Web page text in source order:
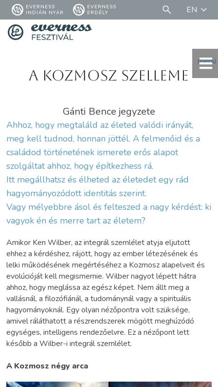
EVERNESS
INDIÁN NYÁR
EVERNESS
ERDÉLY
EN
menü
A Kozmosz Szelleme
Gánti Bence jegyzete
Ahhoz, hogy megtaláld az életed valódi irányát,
meg kell tudnod, honnan jöttél. A felmenőid és a
családod történetének ismerete erős alapot
szolgáltat ahhoz, hogy építkezhess rá.
Itt megállhatsz és élheted az életedet egy rád
hagyományozódott identitás szerint.
Vagy mélyebbre ásol és felteszed a nagy kérdést: ki
vagyok én és merre tart az életem?
Amikor Ken Wilber, az integrál szemlélet atyja eljutott
ehhez a kérdéshez, rájött, hogy az ember létezésének és
lelki működésének megértéséhez a Kozmosz alapelveit és
evolúcióját kell megismernie. Wilber nagyot lépett hátra
ahhoz, hogy meglássa az egész képet. Nem állt meg a
vallásnál, a filozófiánál, a tudománynál vagy a spirituális
hagyományoknál. Egy olyan nézőpontra volt szüksége,
amivel ráláthatott a részrendszerek mögött meghúzódó
egységes, intelligens rendezőelvre. Ez a nézőpont lett
később a Wilber-i integrál szemlélet.
A Kozmosz négy arca